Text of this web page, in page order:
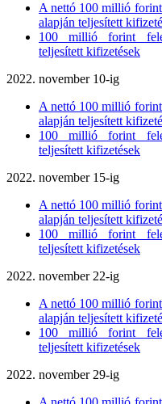
A nettó 100 millió
alapján teljesített
100 millió forint
teljesített kifizetések
2022. november 10-ig
A nettó 100 millió
alapján teljesített
100 millió forint
teljesített kifizetések
2022. november 15-ig
A nettó 100 millió
alapján teljesített
100 millió forint
teljesített kifizetések
2022. november 22-ig
A nettó 100 millió
alapján teljesített
100 millió forint
teljesített kifizetések
2022. november 29-ig